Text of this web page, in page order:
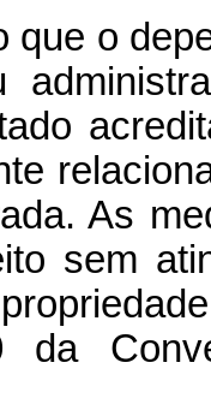
que o
As
sem